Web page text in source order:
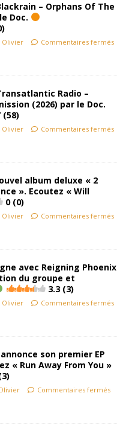
– Orphans Of The
Doc.
Olivier Commentaires fermés
Radio –
(2026) par le Doc.
(58)
Olivier Commentaires fermés
album deluxe « 2
». Ecoutez « Will
0 (0)
Olivier Commentaires fermés
avec Reigning Phoenix
du groupe et
3.3 (3)
Olivier Commentaires fermés
son premier EP
« Run Away From You »
Commentaires fermés